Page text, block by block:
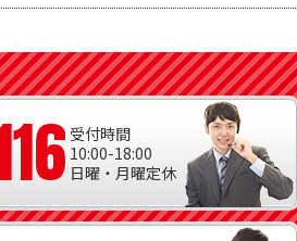
受付時間
10:00-18:00
日曜・月曜定休